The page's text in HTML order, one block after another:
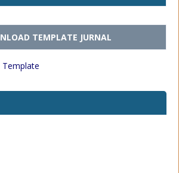
TEMPLATE JURNAL